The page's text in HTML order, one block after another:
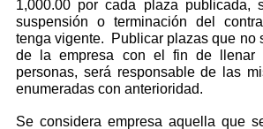
1,000.00 por cada plaza publicada,
suspensión o terminación del
tenga vigente. Publicar plazas que no
de la empresa con el fin de llenar
personas, será responsable de las
enumeradas con anterioridad.
Se considera empresa aquella que